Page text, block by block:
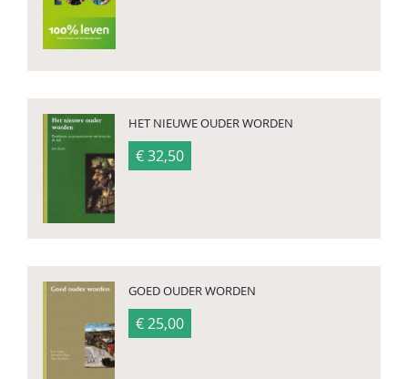
HET NIEUWE OUDER WORDEN
€ 32,50
GOED OUDER WORDEN
€ 25,00